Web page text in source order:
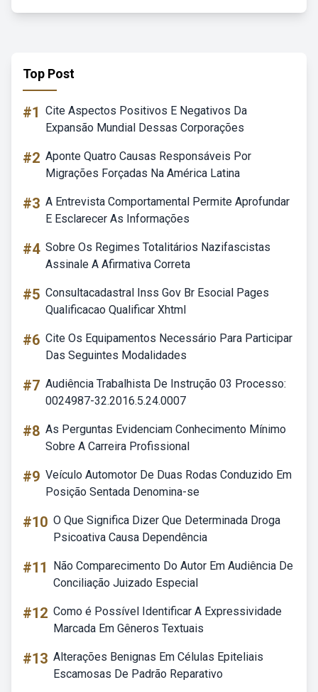
Top Post
#1 Cite Aspectos Positivos E Negativos Da
Expansão Mundial Dessas Corporações
#2 Aponte Quatro Causas Responsáveis Por
Migrações Forçadas Na América Latina
#3 A Entrevista Comportamental Permite Aprofundar
E Esclarecer As Informações
#4 Sobre Os Regimes Totalitários Nazifascistas
Assinale A Afirmativa Correta
#5 Consultacadastral Inss Gov Br Esocial Pages
Qualificacao Qualificar Xhtml
#6 Cite Os Equipamentos Necessário Para Participar
Das Seguintes Modalidades
#7 Audiência Trabalhista De Instrução 03 Processo:
0024987-32.2016.5.24.0007
#8 As Perguntas Evidenciam Conhecimento Mínimo
Sobre A Carreira Profissional
#9 Veículo Automotor De Duas Rodas Conduzido Em
Posição Sentada Denomina-se
#10 O Que Significa Dizer Que Determinada Droga
Psicoativa Causa Dependência
#11
Não Comparecimento Do Autor Em Audiência De
Conciliação Juizado Especial
#12 Como é Possível Identificar A Expressividade
Marcada Em Gêneros Textuais
#13 Alterações Benignas Em Células Epiteliais
Escamosas De Padrão Reparativo